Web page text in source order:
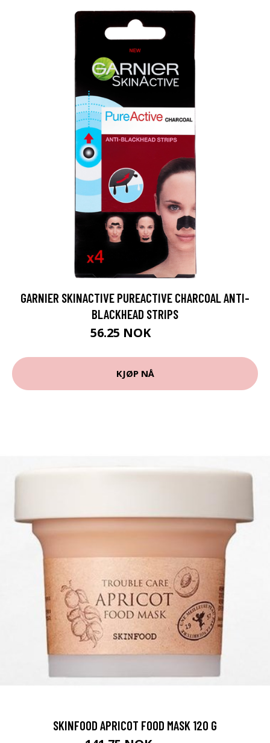
GARNIER SKINACTIVE PUREACTIVE CHARCOAL ANTI-
BLACKHEAD STRIPS
56.25 NOK
KJØP NÅ
SKINFOOD APRICOT FOOD MASK 120 G